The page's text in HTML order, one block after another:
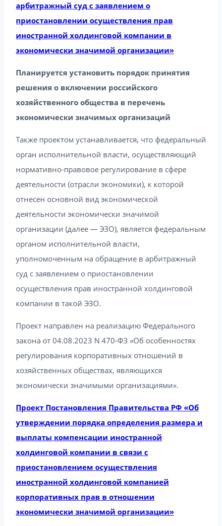
арбитражный суд с заявлением о
приостановлении осуществления прав
иностранной холдинговой компании в
экономически значимой организации»
Планируется установить порядок принятия
решения о включении российского
хозяйственного общества в перечень
экономически значимых организаций
Также проектом устанавливается, что федеральный
орган исполнительной власти, осуществляющий
нормативно-правовое регулирование в сфере
деятельности (отрасли экономики), к которой
отнесен основной вид экономической
деятельности экономически значимой
организации (далее — ЭЗО), является федеральным
органом исполнительной власти,
уполномоченным на обращение в арбитражный
суд с заявлением о приостановлении
осуществления прав иностранной холдинговой
компании в такой ЭЗО.
Проект направлен на реализацию Федерального
закона от 04.08.2023 N 470-ФЗ «Об особенностях
регулирования корпоративных отношений в
хозяйственных обществах, являющихся
экономически значимыми организациями».
Проект Постановления Правительства РФ «Об
утверждении порядка определения размера и
выплаты компенсации иностранной
холдинговой компании в связи с
приостановлением осуществления
иностранной холдинговой компанией
корпоративных прав в отношении
экономически значимой организации»